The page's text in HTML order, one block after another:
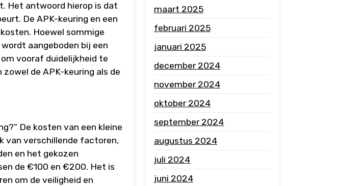
Het antwoord hierop is dat
De APK-keuring en een
Hoewel sommige
aangeboden bij een
vooraf duidelijkheid te
de APK-keuring als de
De kosten van een kleine
van verschillende factoren,
en het gekozen
de €100 en €200. Het is
om de veiligheid en
maart 2025
februari 2025
januari 2025
december 2024
november 2024
oktober 2024
september 2024
augustus 2024
juli 2024
juni 2024